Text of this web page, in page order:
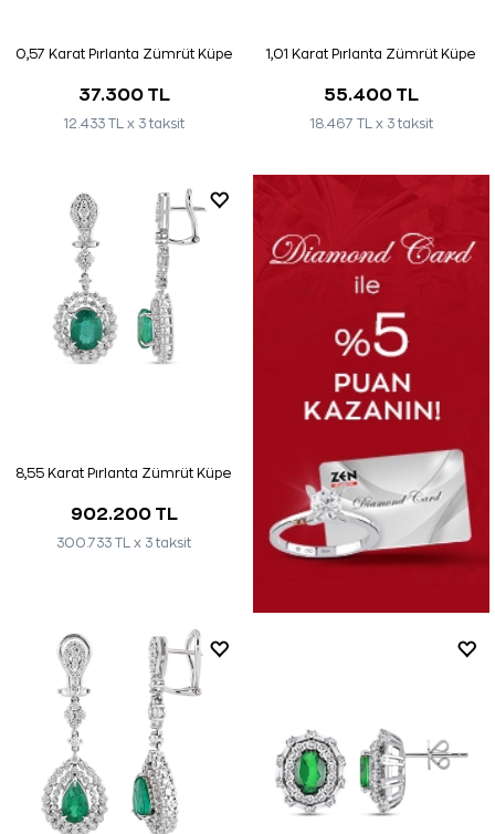
0,57 Karat Pırlanta Zümrüt Küpe
37.300 TL
12.433 TL x 3 taksit
1,01 Karat Pırlanta Zümrüt Küpe
55.400 TL
18.467 TL x 3 taksit
8,55 Karat Pırlanta Zümrüt Küpe
902.200 TL
300.733 TL x 3 taksit